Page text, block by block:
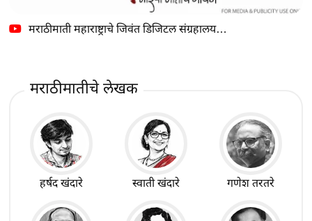
मराठीमाती महाराष्ट्राचे जिवंत डिजिटल संग्रहालय…
मराठीमातीचे लेखक
हर्षद खंदारे स्वाती खंदारे गणेश तरतरे